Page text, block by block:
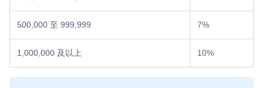
500,000 至 999,999 7%
1,000,000 及以上 10%